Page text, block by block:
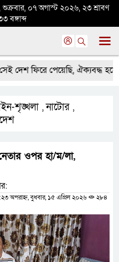
০৭ অগাস্ট ২০২৬, ২৩ শ্রাবণ
বঙ্গাব্দ
দেশ ফিরে পেয়েছি, ঐক্যবদ্ধ হয়ে
শৃঙ্খলা ,নাটোর ,
ওপর হা/ম/লা,
অপরাহ্ন, বুধবার, ১৫ এপ্রিল ২০২৬
২৮৪